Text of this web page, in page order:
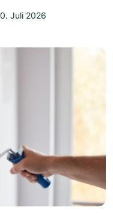
Juli 2026